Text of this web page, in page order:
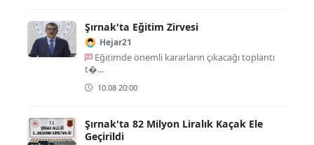
Şırnak'ta Eğitim Zirvesi
Hejar21
Eğitimde önemli kararların çıkacağı toplantı
t�...
10.08 20:00
Şırnak'ta 82 Milyon Liralık Kaçak Ele
Geçirildi